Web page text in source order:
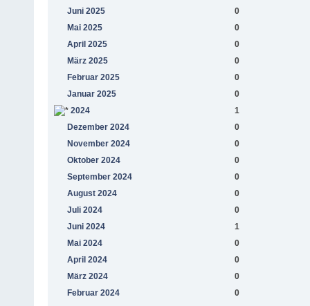
Juni 2025
0
Mai 2025
0
April 2025
0
März 2025
0
Februar 2025
0
Januar 2025
0
2024
1
Dezember 2024
0
November 2024
0
Oktober 2024
0
September 2024
0
August 2024
0
Juli 2024
0
Juni 2024
1
Mai 2024
0
April 2024
0
März 2024
0
Februar 2024
0